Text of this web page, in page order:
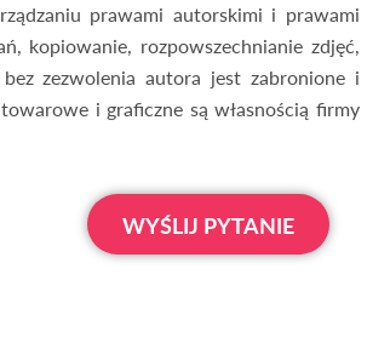
prawami autorskimi i prawami
kopiowanie, rozpowszechnianie zdjęć,
zezwolenia autora jest zabronione i
i graficzne są własnością firmy
WYŚLIJ PYTANIE